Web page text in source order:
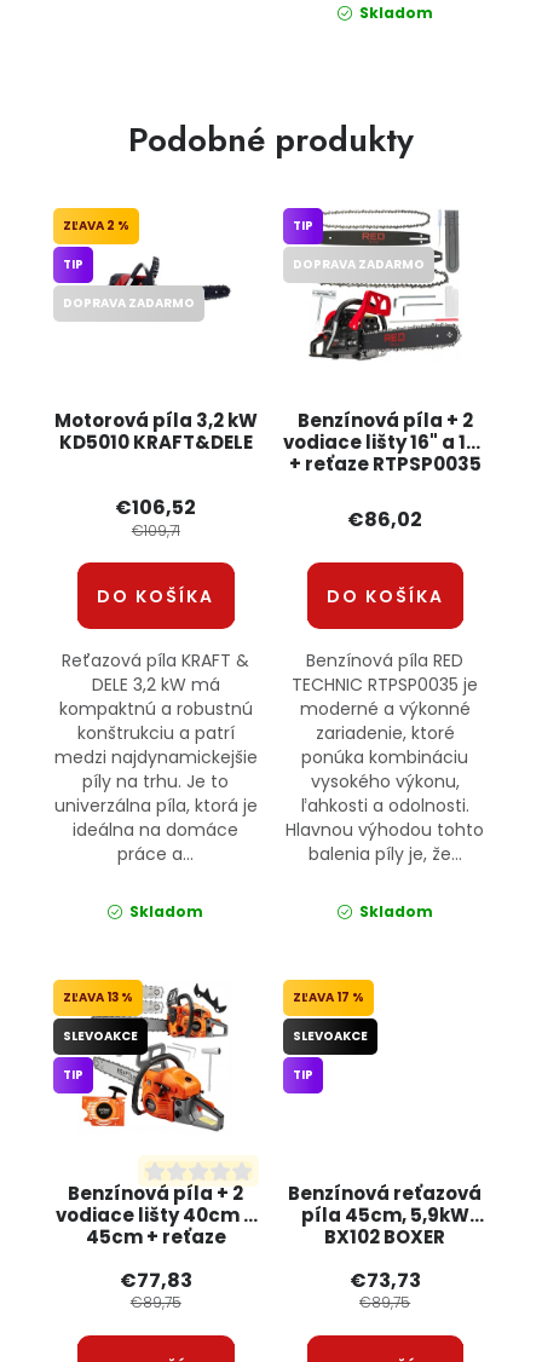
Skladom
Podobné produkty
Motorová píla 3,2 kW
KD5010 KRAFT&DELE
2 %
TIP
DOPRAVA ZADARMO
€106,52
€109,71
DO KOŠÍKA
Reťazová píla KRAFT &
DELE 3,2 kW má
kompaktnú a robustnú
konštrukciu a patrí
medzi najdynamickejšie
píly na trhu. Je to
univerzálna píla, ktorá je
ideálna na domáce
práce a...
Skladom
Benzínová píla + 2
vodiace lišty 16" a 18"
+ reťaze RTPSP0035
TIP
DOPRAVA ZADARMO
€86,02
DO KOŠÍKA
Benzínová píla RED
TECHNIC RTPSP0035 je
moderné a výkonné
zariadenie, ktoré
ponúka kombináciu
vysokého výkonu,
ľahkosti a odolnosti.
Hlavnou výhodou tohto
balenia píly je, že...
Skladom
Benzínová píla + 2
vodiace lišty 40cm a
45cm + reťaze
13 %
SLEVOAKCE
TIP
€77,83
€89,75
Benzínová reťazová
píla 45cm, 5,9kW
BX102 BOXER
17 %
SLEVOAKCE
TIP
€73,73
€89,75